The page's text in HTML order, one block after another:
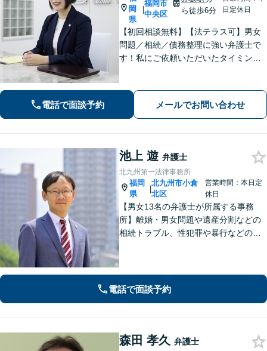
岡
県
|
福岡市
中央区
ら徒歩6分
日定休日
【初回相談無料】【法テラス可】男女
問題／相続／債務整理に強い弁護士で
す！私にご依頼いただいたタイミング
してまいります【夜間・休日相談可】
【完全個室相談】【赤坂駅6分】
電話で面談予約 メールでお問い合わせ
池上 遊 弁護士
北九州第一法律事務所
福岡
県
|
北九州市小倉
北区
営業時間：本日定
休日
【男女13名の弁護士が所属する事務
所】離婚・男女問題や遺産分割などの
相続トラブル、性犯罪や暴行などの刑
します【土日祝・当日対応可】
電話で面談予約
森田 孝久 弁護士